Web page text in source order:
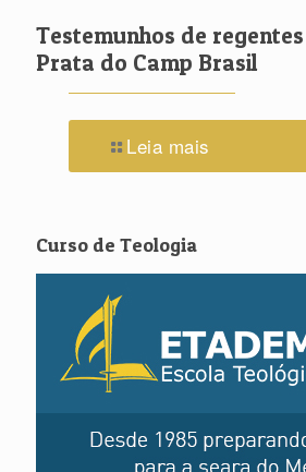
Testemunhos de
Prata do Camp Brasil
Leia mais
Curso de Teologia